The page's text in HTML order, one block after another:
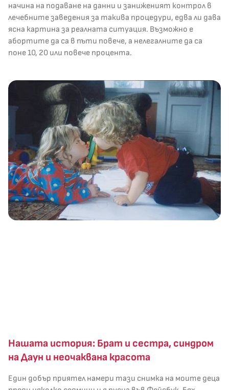
начина на подаване на данни и заниженият контрол в
лечебните заведения за такива процедури, едва ли дава
ясна картина за реалната ситуация. Възможно е
абортите да са в пъти повече, а нелегалните да са
поне 10, 20 или повече процента.
Нашата история: Брат и сестра, синдром
на Даун и неочаквана красота
Един добър приятел намери тази снимка на моите деца